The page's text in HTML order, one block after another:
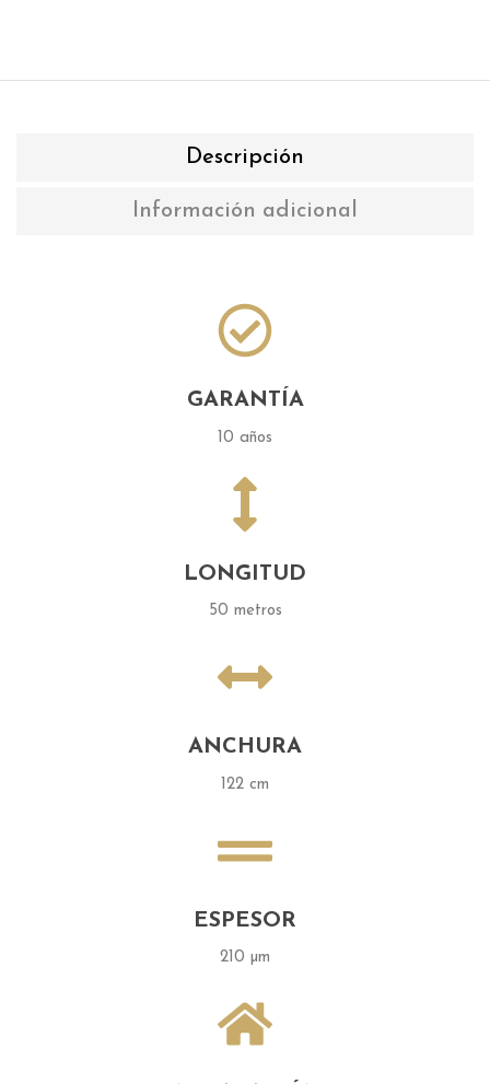
Descripción
Información adicional
GARANTÍA
10 años
LONGITUD
50 metros
ANCHURA
122 cm
ESPESOR
210 µm